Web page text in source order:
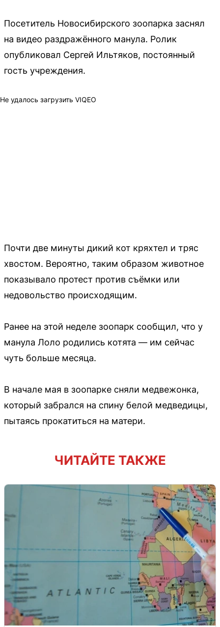
Посетитель Новосибирского зоопарка заснял
на видео раздражённого манула. Ролик
опубликовал Сергей Ильтяков, постоянный
гость учреждения.
Не удалось загрузить VIQEO
Почти две минуты дикий кот кряхтел и тряс
хвостом. Вероятно, таким образом животное
показывало протест против съёмки или
недовольство происходящим.
Ранее на этой неделе зоопарк сообщил, что у
манула Лоло родились котята — им сейчас
чуть больше месяца.
В начале мая в зоопарке сняли медвежонка,
который забрался на спину белой медведицы,
пытаясь прокатиться на матери.
ЧИТАЙТЕ ТАКЖЕ